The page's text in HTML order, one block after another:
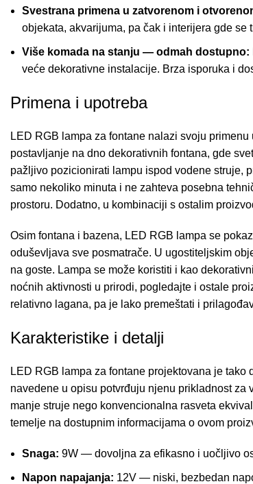
Svestrana primena u zatvorenom i
objekata, akvarijuma, pa čak i interijera gde
Više komada na stanju — odmah dostupno:
veće dekorativne instalacije. Brza isporuka i
Primena i upotreba
LED RGB lampa za fontane nalazi svoju
postavljanje na dno dekorativnih fontana, gde
pažljivo pozicionirati lampu ispod vodene struje,
samo nekoliko minuta i ne zahteva posebna
prostoru. Dodatno, u kombinaciji s ostalim
Osim fontana i bazena, LED RGB lampa se
oduševljava sve posmatrače. U ugostiteljskim
na goste. Lampa se može koristiti i kao
noćnih aktivnosti u prirodi, pogledajte i ostale
relativno lagana, pa je lako premeštati i
Karakteristike i detalji
LED RGB lampa za fontane projektovana je
navedene u opisu potvrđuju njenu prikladnost
manje struje nego konvencionalna rasveta
temelje na dostupnim informacijama o ovom
Snaga: 9W — dovoljna za efikasno i uočljivo
Napon napajanja: 12V — niski, bezbedan